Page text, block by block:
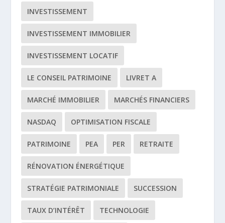
INVESTISSEMENT
INVESTISSEMENT IMMOBILIER
INVESTISSEMENT LOCATIF
LE CONSEIL PATRIMOINE LIVRET A
MARCHÉ IMMOBILIER MARCHÉS FINANCIERS
NASDAQ OPTIMISATION FISCALE
PATRIMOINE PEA PER RETRAITE
RÉNOVATION ÉNERGÉTIQUE
STRATÉGIE PATRIMONIALE SUCCESSION
TAUX D’INTÉRÊT TECHNOLOGIE